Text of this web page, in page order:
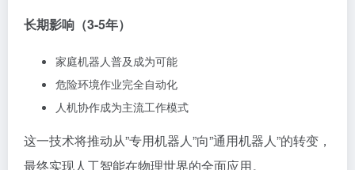
长期影响（3-5年）
家庭机器人普及成为可能
危险环境作业完全自动化
人机协作成为主流工作模式
这一技术将推动从”专用机器人”向”通用机器人”的转变，
最终实现人工智能在物理世界的全面应用。